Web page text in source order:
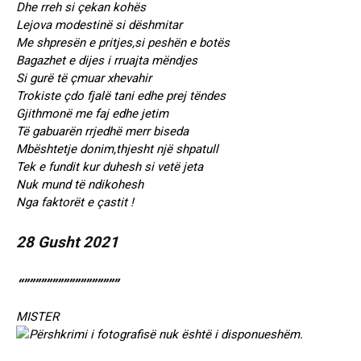
Dhe rreh si çekan kohës
Lejova modestinë si dëshmitar
Me shpresën e pritjes,si peshën e botës
Bagazhet e dijes i rruajta mëndjes
Si gurë të çmuar xhevahir
Trokiste çdo fjalë tani edhe prej tëndes
Gjithmonë me faj edhe jetim
Të gabuarën rrjedhë merr biseda
Mbështetje donim,thjesht një shpatull
Tek e fundit kur duhesh si vetë jeta
Nuk mund të ndikohesh
Nga faktorët e çastit !
28 Gusht 2021
“”””””””””””””””””
MISTER